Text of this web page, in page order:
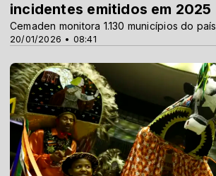
20/01/2026 • 08:41
incidentes emitidos em 2025
Cemaden monitora 1.130 municípios do país